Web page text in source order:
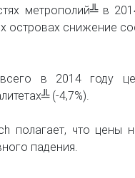
метрополий╩ в
островах снижение
в 2014 году
(-4,7%).
полагает, что цены
падения.